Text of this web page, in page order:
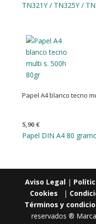
TN321Y / TN325Y /
Papel A4 blanco tecno
5,90 €
Papel DIN A4 80
Aviso Legal|
Cookies |
Términos y
reservados ®